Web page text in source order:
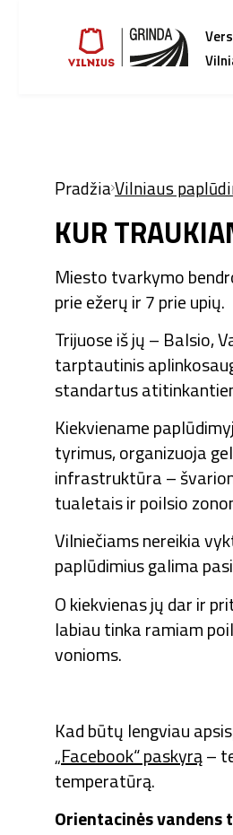
PradžiaVilniaus
KUR
Miesto tvarkymo
prie ežerų ir 7 prie upių.
Trijuose iš jų – Balsio,
tarptautinis
standartus
Kiekviename
tyrimus, organizuoja
infrastruktūra –
tualetais ir poilsio
Vilniečiams nereikia
paplūdimius galima
O kiekvienas jų dar ir
labiau tinka ramiam
vonioms.
Kad būtų lengviau
„Facebook“ paskyrą–
temperatūrą.
Orientacinės